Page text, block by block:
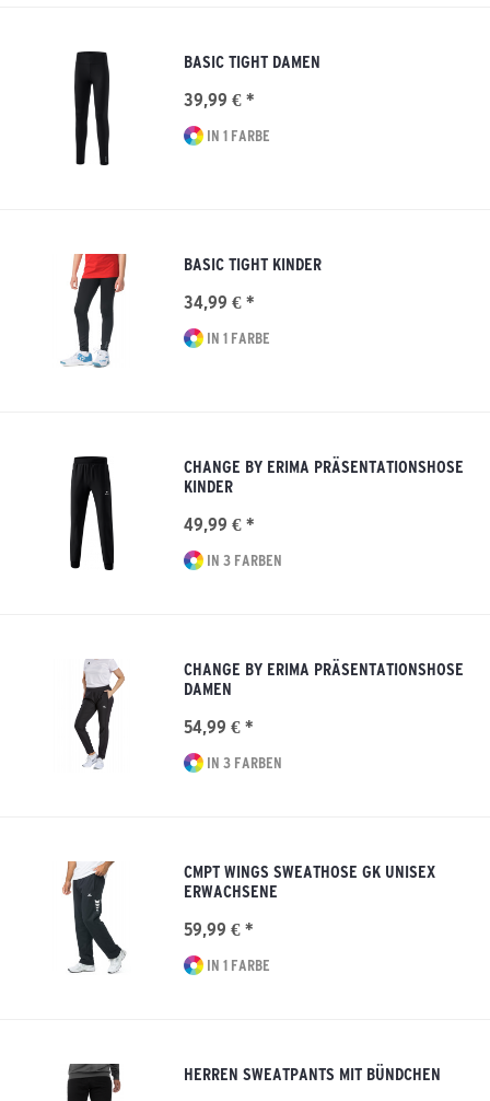
BASIC TIGHT DAMEN
39,99 € *
IN 1 FARBE
BASIC TIGHT KINDER
34,99 € *
IN 1 FARBE
CHANGE BY ERIMA PRÄSENTATIONSHOSE
KINDER
49,99 € *
IN 3 FARBEN
CHANGE BY ERIMA PRÄSENTATIONSHOSE
DAMEN
54,99 € *
IN 3 FARBEN
CMPT WINGS SWEATHOSE GK UNISEX
ERWACHSENE
59,99 € *
IN 1 FARBE
HERREN SWEATPANTS MIT BÜNDCHEN